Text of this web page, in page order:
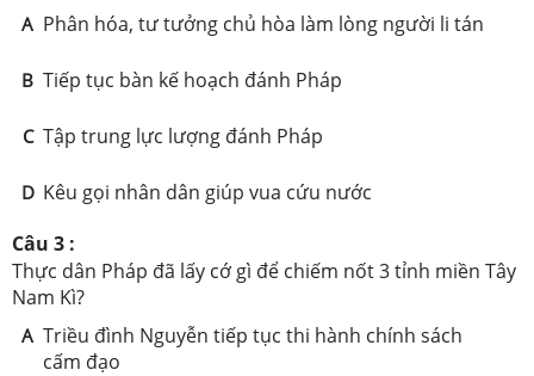
A Phân hóa, tư tưởng chủ hòa làm lòng người li tán
B Tiếp tục bàn kế hoạch đánh Pháp
C Tập trung lực lượng đánh Pháp
D Kêu gọi nhân dân giúp vua cứu nước
Câu 3 :
Thực dân Pháp đã lấy cớ gì để chiếm nốt 3 tỉnh miền Tây
Nam Kì?
A Triều đình Nguyễn tiếp tục thi hành chính sách
cấm đạo